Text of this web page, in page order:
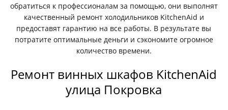
обратиться к профессионалам за помощью, они выполнят
качественный ремонт холодильников KitchenAid и
предоставят гарантию на все работы. В результате вы
потратите оптимальные деньги и сэкономите огромное
количество времени.
Ремонт винных шкафов KitchenAid
улица Покровка